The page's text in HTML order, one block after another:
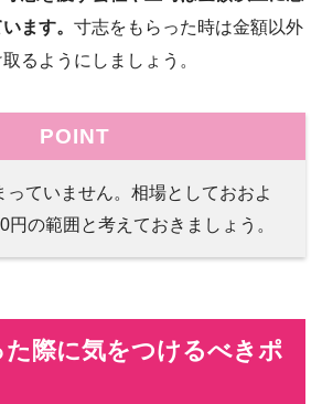
ます。 寸志をもらった時は金額以外
るようにしましょう。
POINT
っていません。相場としておおよ
円の範囲と考えておきましょう。
際に気をつけるべきポ